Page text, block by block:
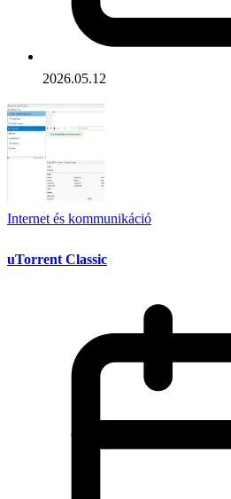
2026.05.12
Internet és kommunikáció
uTorrent Classic